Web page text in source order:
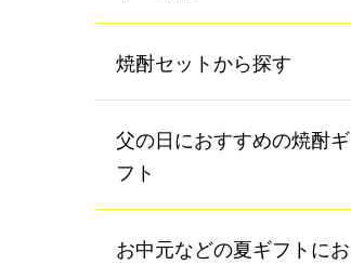
焼酎セットから探す
父の日におすすめの焼酎ギ
フト
お中元などの夏ギフトにお